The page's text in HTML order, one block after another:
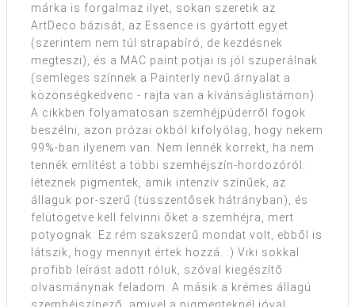
márka is forgalmaz ilyet, sokan szeretik az
ArtDeco bázisát, az Essence is gyártott egyet
(szerintem nem túl strapabíró, de kezdésnek
megteszi), és a MAC paint potjai is jól szuperálnak
(semleges színnek a Painterly nevű árnyalat a
közönségkedvenc - rajta van a kívánságlistámon).
A cikkben folyamatosan szemhéjpúderről fogok
beszélni, azon prózai okból kifolyólag, hogy nekem
99%-ban ilyenem van. Nem lennék korrekt, ha nem
tennék említést a többi szemhéjszín-hordozóról:
léteznek pigmentek, amik intenzív színűek, az
állaguk por-szerű (tüsszentősek hátrányban), és
felütögetve kell felvinni őket a szemhéjra, mert
potyognak. Ez rém szakszerű mondat volt, ebből is
látszik, hogy mennyit értek hozzá. :) Viki sokkal
profibb leírást adott róluk, szóval kiegészítő
olvasmánynak feladom. A másik a krémes állagú